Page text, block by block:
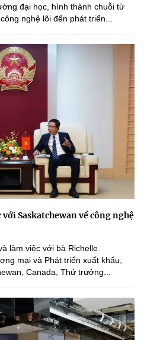
đại học, hình thành chuỗi từ
nghệ lõi đến phát triển...
Saskatchewan về công nghệ
làm việc với bà Richelle
mại và Phát triển xuất khẩu,
Canada, Thứ trưởng...